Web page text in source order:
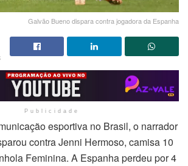
Galvão Bueno dispara contra jogadora da Espanha
Publicidade
esportiva no Brasil, o narrador
contra Jenni Hermoso, camisa 10
Feminina. A Espanha perdeu por 4